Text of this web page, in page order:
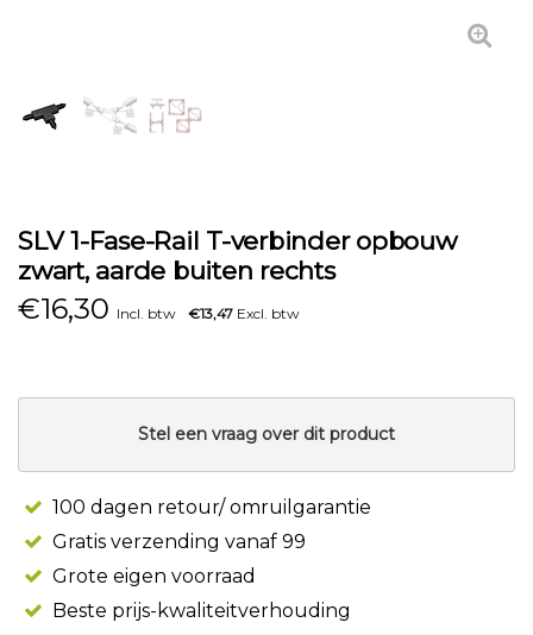
SLV 1-Fase-Rail T-verbinder opbouw
zwart, aarde buiten rechts
€16,30 Incl. btw €13,47 Excl. btw
Stel een vraag over dit product
100 dagen retour/ omruilgarantie
Gratis verzending vanaf 99
Grote eigen voorraad
Beste prijs-kwaliteitverhouding